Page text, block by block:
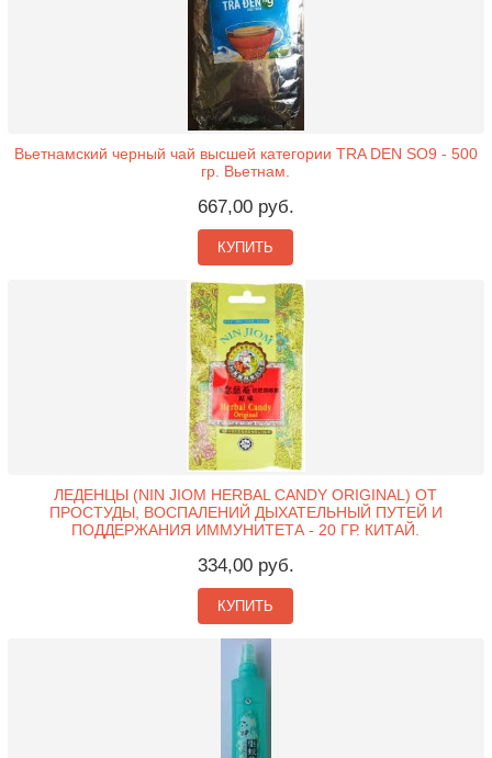
Вьетнамский черный чай высшей категории TRA DEN SO9 - 500
гр. Вьетнам.
667,00 руб.
КУПИТЬ
ЛЕДЕНЦЫ (NIN JIOM HERBAL CANDY ORIGINAL) ОТ
ПРОСТУДЫ, ВОСПАЛЕНИЙ ДЫХАТЕЛЬНЫЙ ПУТЕЙ И
ПОДДЕРЖАНИЯ ИММУНИТЕТА - 20 ГР. КИТАЙ.
334,00 руб.
КУПИТЬ